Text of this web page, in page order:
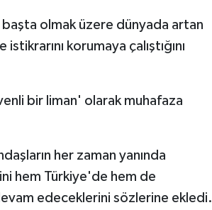
olmak üzere dünyada artan
korumaya çalıştığını
bir liman' olarak muhafaza
her zaman yanında
hem Türkiye'de hem de
edeceklerini sözlerine ekledi.